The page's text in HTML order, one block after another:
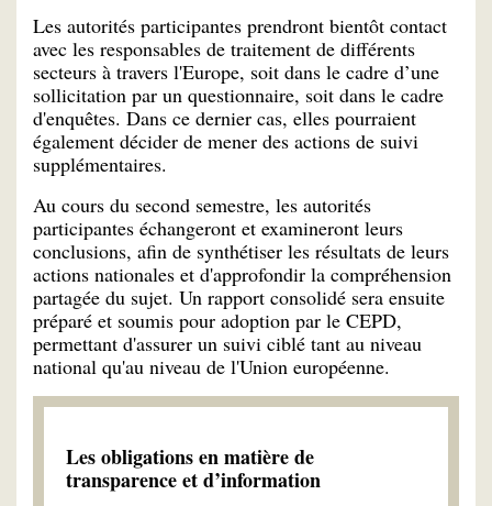
Les autorités participantes prendront bientôt contact
avec les responsables de traitement de différents
secteurs à travers l'Europe, soit dans le cadre d’une
sollicitation par un questionnaire, soit dans le cadre
d'enquêtes. Dans ce dernier cas, elles pourraient
également décider de mener des actions de suivi
supplémentaires.
Au cours du second semestre, les autorités
participantes échangeront et examineront leurs
conclusions, afin de synthétiser les résultats de leurs
actions nationales et d'approfondir la compréhension
partagée du sujet. Un rapport consolidé sera ensuite
préparé et soumis pour adoption par le CEPD,
permettant d'assurer un suivi ciblé tant au niveau
national qu'au niveau de l'Union européenne.
Les obligations en matière de
transparence et d’information